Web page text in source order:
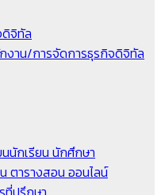
ดิจิทัล
งาน/การจัดการธุรกิจดิจิทัล
นักเรียน นักศึกษา
ตารางสอน ออนไลน์